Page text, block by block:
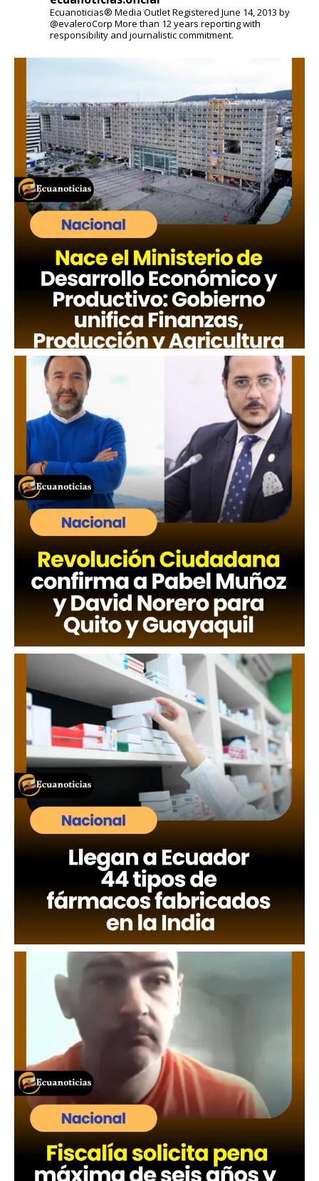
Ecuanoticias® Media OutletRegistered June 14, 2013 by
@evaleroCorp More than 12 years reporting with
responsibility and journalistic commitment.